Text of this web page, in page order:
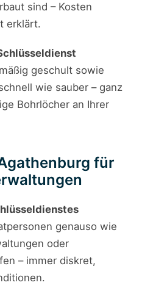
sind – Kosten
erklärt.
geschult sowie
wie sauber – ganz
Bohrlöcher an Ihrer
für
genauso wie
oder
– immer diskret,